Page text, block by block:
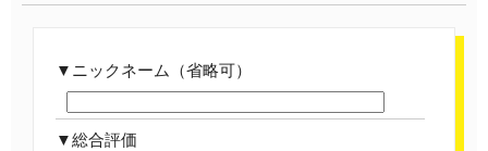
ニックネーム（省略可）
総合評価